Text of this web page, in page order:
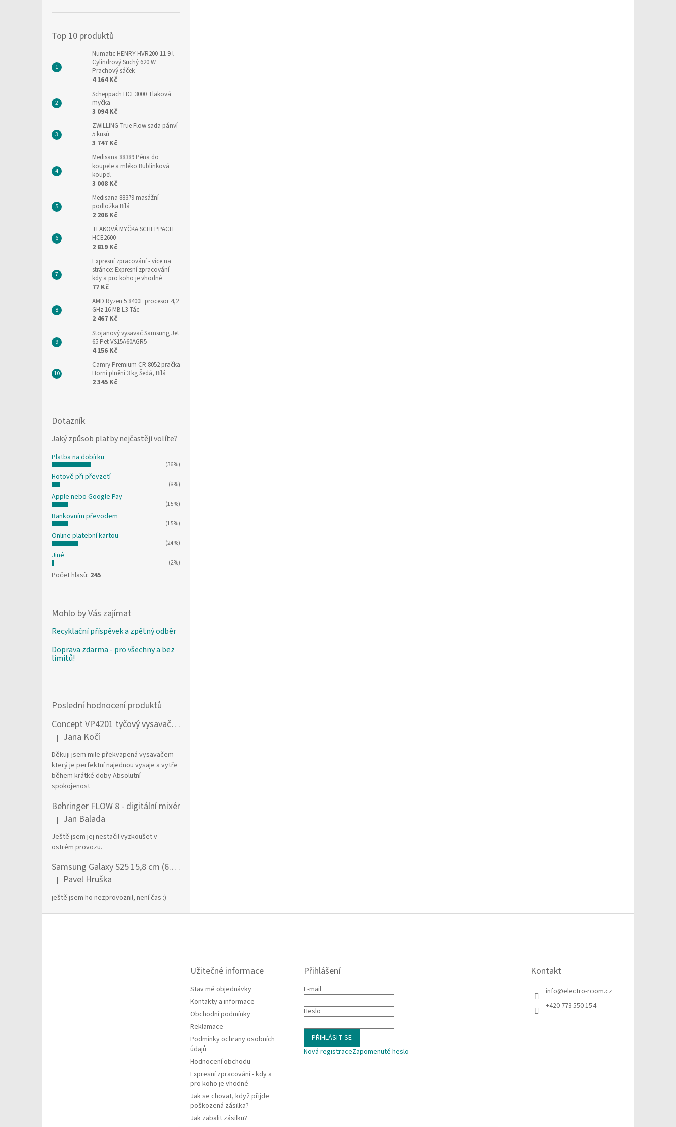
Top 10 produktů
Numatic HENRY HVR200-11 9 l
Cylindrový Suchý 620 W
Prachový sáček
4 164 Kč
Scheppach HCE3000 Tlaková
myčka
3 094 Kč
ZWILLING True Flow sada pánví
5 kusů
3 747 Kč
Medisana 88389 Pěna do
koupele a mléko Bublinková
koupel
3 008 Kč
Medisana 88379 masážní
podložka Bílá
2 206 Kč
TLAKOVÁ MYČKA SCHEPPACH
HCE2600
2 819 Kč
Expresní zpracování- více na
stránce: Expresní zpracování -
kdy a pro koho je vhodné
77 Kč
AMD Ryzen 5 8400F procesor 4,2
GHz 16 MB L3 Tác
2 467 Kč
Stojanový vysavač Samsung Jet
65 Pet VS15A60AGR5
4 156 Kč
Camry Premium CR 8052 pračka
Horní plnění 3 kg Šedá, Bílá
2 345 Kč
Dotazník
Jaký způsob platby nejčastěji volíte?
Platba na dobírku
(36%)
Hotově při převzetí
(8%)
Apple nebo Google Pay
(15%)
Bankovním převodem
(15%)
Online platební kartou
(24%)
Jiné
(2%)
Počet hlasů: 245
Mohlo by Vás zajímat
Recyklační příspěvek a zpětný odběr
Doprava zdarma - pro všechny a bez
limitů!
Poslední hodnocení produktů
Concept VP4201 tyčový vysavač / elektrický smeták Tyčový vysavač 2 v 1 AC Suché a mokré Bezsáčkové 0,6 l 90 W Černá, Stříbrná
Hodnocení produktu je 5 z 5 hvězdiček.
| Jana Kočí
Děkuji jsem mile překvapená vysavačem
který je perfektní najednou vysaje a vytře
během krátké doby Absolutní
spokojenost
Behringer FLOW 8 - digitální mixér
Hodnocení produktu je 5 z 5 hvězdiček.
| Jan Balada
Ještě jsem jej nestačil vyzkoušet v
ostrém provozu.
Samsung Galaxy S25 15,8 cm (6.2") Dual SIM Android 15 5G USB typu C 12 GB 256 GB 4000 mAh Námořnická modrá
Hodnocení produktu je 1 z 5 hvězdiček.
| Pavel Hruška
ještě jsem ho nezprovoznil, není čas :)
Užitečné informace
Stav mé objednávky
Kontakty a informace
Obchodní podmínky
Reklamace
Podmínky ochrany osobních
údajů
Hodnocení obchodu
Expresní zpracování - kdy a
pro koho je vhodné
Jak se chovat, když přijde
poškozená zásilka?
Jak zabalit zásilku?
Přihlášení
E-mail
Heslo
PŘIHLÁSIT SE
Nová registraceZapomenuté heslo
Kontakt
info@electro-room.cz
+420 773 550 154